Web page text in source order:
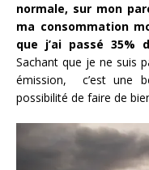
normale, sur mon
ma consommation
que j’ai passé 35%
Sachant que je ne suis
émission, c’est une
possibilité de faire de